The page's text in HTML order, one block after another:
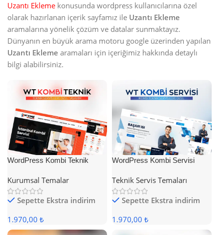
Uzantı Ekleme konusunda wordpress kullanıcılarına özel
olarak hazırlanan içerik sayfamız ile Uzantı Ekleme
aramalarına yönelik çözüm ve datalar sunmaktayız.
Dünyanın en büyük arama motoru google üzerinden yapılan
Uzantı Ekleme aramaları için içeriğimiz hakkında detaylı
bilgi alabilirsiniz.
WordPress Kombi Teknik
Kurumsal Temalar
Sepette Ekstra indirim
1.970,00 ₺
WordPress Kombi Servisi
Teknik Servis Temaları
Sepette Ekstra indirim
1.970,00 ₺